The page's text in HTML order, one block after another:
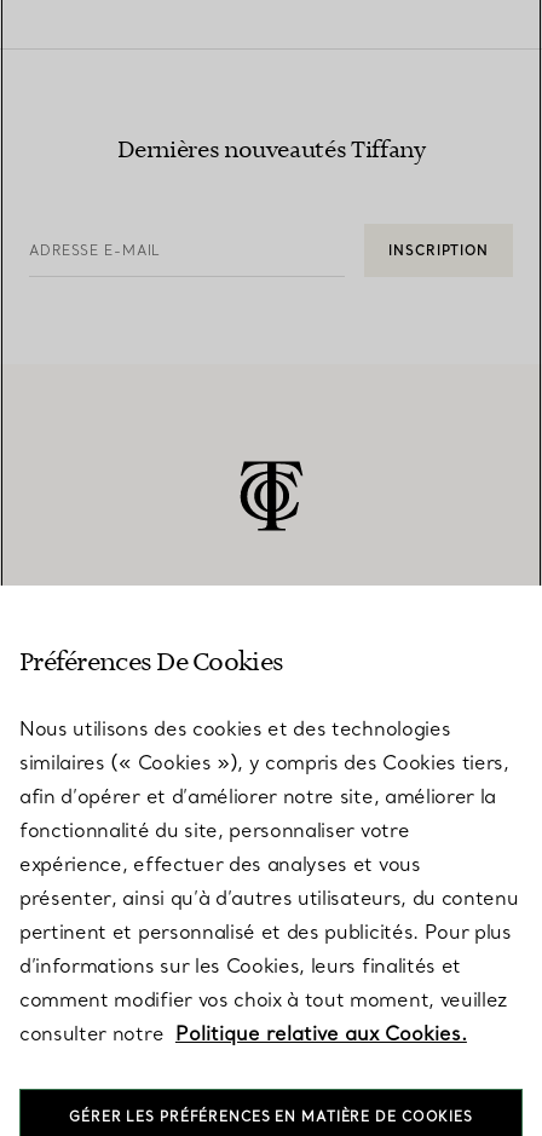
Dernières nouveautés Tiffany
ADRESSE E-MAIL INSCRIPTION
SERVICES
À PROPOS
QUESTIONS LÉGALES
SUIVEZ-NOUS
Préférences De Cookies
Nous utilisons des cookies et des technologies
similaires (« Cookies »), y compris des Cookies tiers,
afin d’opérer et d’améliorer notre site, améliorer la
fonctionnalité du site, personnaliser votre
expérience, effectuer des analyses et vous
présenter, ainsi qu’à d’autres utilisateurs, du contenu
pertinent et personnalisé et des publicités. Pour plus
d’informations sur les Cookies, leurs finalités et
comment modifier vos choix à tout moment, veuillez
consulter notre Politique relative aux Cookies.
GÉRER LES PRÉFÉRENCES EN MATIÈRE DE COOKIES